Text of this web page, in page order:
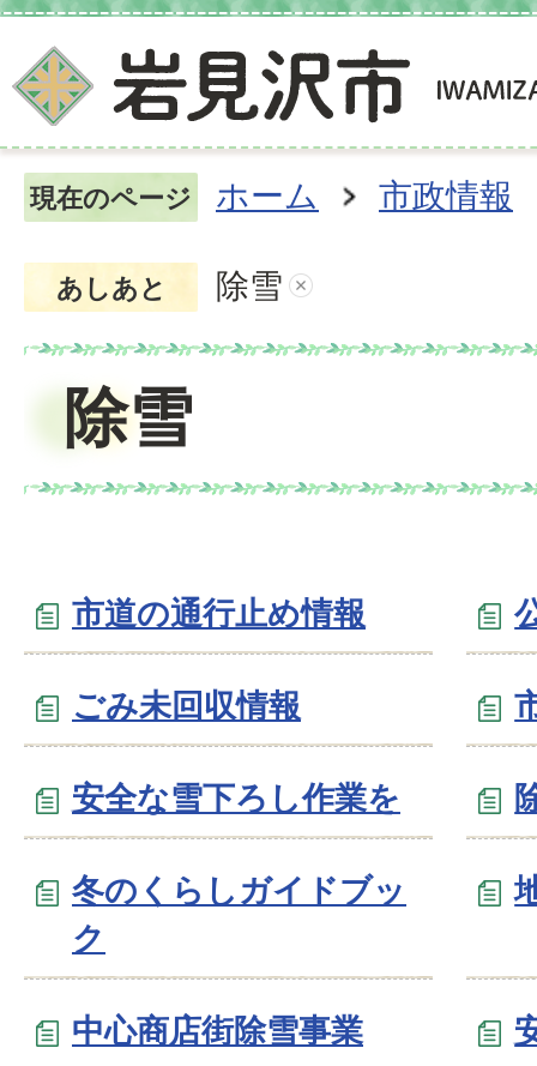
現在のページ ホーム 市政情報
あしあと 除雪
除雪
市道の通行止め情報
ごみ未回収情報
安全な雪下ろし作業を
冬のくらしガイドブッ
ク
中心商店街除雪事業